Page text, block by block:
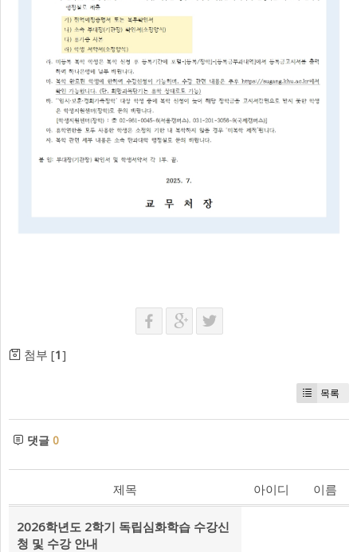
첨부 [1]
목록
댓글 0
제목 아이디 이름
2026학년도 2학기 독립심화학습 수강신
청 및 수강 안내